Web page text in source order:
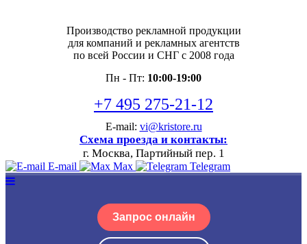
Производство рекламной продукции
для компаний и рекламных агентств
по всей России и СНГ с 2008 года
Пн - Пт: 10:00-19:00
+7 495 275-21-12
E-mail: vi@kristore.ru
Схема проезда и контакты:
г. Москва, Партийный пер. 1
E-mail Max Telegram
Запрос онлайн